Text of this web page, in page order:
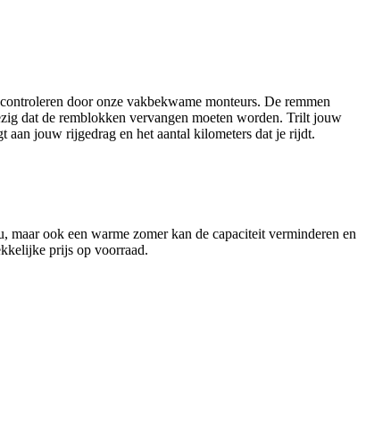
door onze vakbekwame monteurs. De remmen
dat de remblokken vervangen moeten worden. Trilt jouw
jouw rijgedrag en het aantal kilometers dat je rijdt.
ook een warme zomer kan de capaciteit verminderen en
prijs op voorraad.